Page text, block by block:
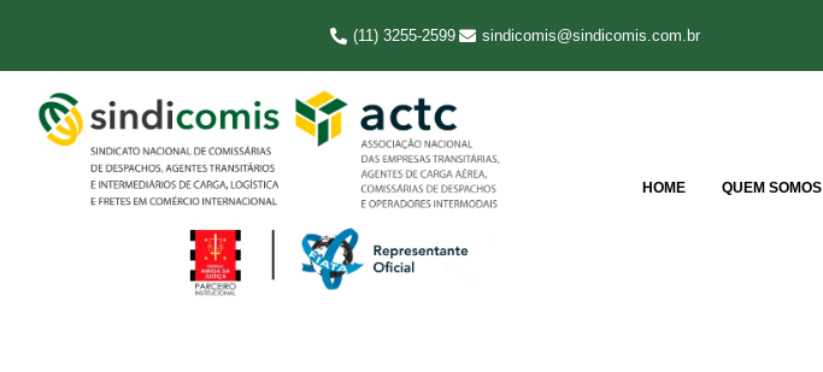
(11) 3255-2599 sindicomis@sindicomis.com.br
HOME QUEM SOMOS